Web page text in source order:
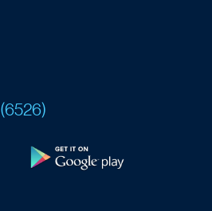
(6526)